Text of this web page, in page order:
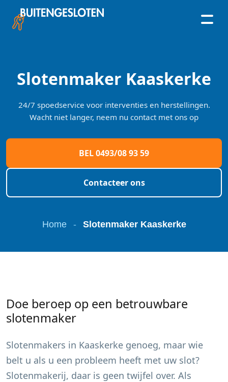
content
Slotenmaker Kaaskerke
24/7 spoedservice voor interventies en herstellingen.
Wacht niet langer, neem nu contact met ons op
BEL 0493/08 93 59
Contacteer ons
Home - Slotenmaker Kaaskerke
Doe beroep op een betrouwbare
slotenmaker
Slotenmakers in Kaaskerke genoeg, maar wie
belt u als u een probleem heeft met uw slot?
Slotenmakerij, daar is geen twijfel over. Als